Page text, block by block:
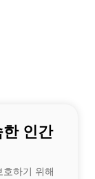
인간
하기 위해